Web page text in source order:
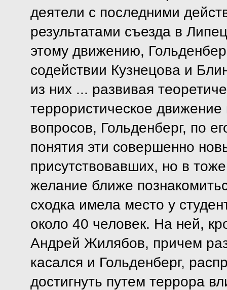
деятели с последними
результатами съезда в
этому движению,
содействии Кузнецова и
из них ... развивая
террористическое движение
вопросов, Гольденберг, по
понятия эти совершенно
присутствовавших, но в
желание ближе
сходка имела место у
около 40 человек. На ней,
Андрей Жилябов, причем
касался и Гольденберг,
достигнуть путем террора